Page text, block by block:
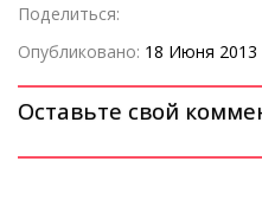
Поделиться:
Опубликовано: 18 Июня 2013
Оставьте свой